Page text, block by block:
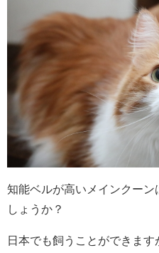
知能ベルが高いメインクー
しょうか？
日本でも飼うことができま